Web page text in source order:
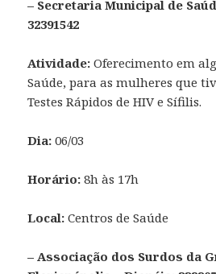
– Secretaria Municipal de
32391542
Atividade: Oferecimento em
Saúde, para as mulheres que
Testes Rápidos de HIV e Sífilis.
Dia: 06/03
Horário:8h às 17h
Local: Centros de Saúde
– Associação dos Surdos da